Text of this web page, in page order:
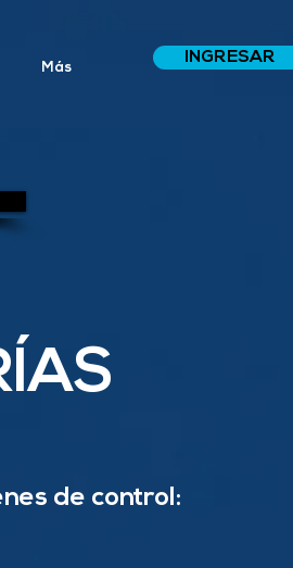
Más
INGRESAR
de control: